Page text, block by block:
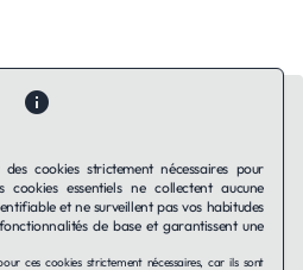
nous ?Ils utilisent Taffin.tech
Conditions générales
de cookies
cookies strictement nécessaires pour
cookies essentiels ne collectent aucune
et ne surveillent pas vos habitudes
de base et garantissent une
ces cookies strictement nécessaires, car ils sont